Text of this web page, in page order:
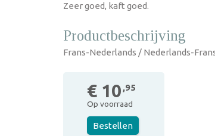
Zeer goed, kaft goed.
Productbeschrijving
Frans-Nederlands / Nederlands-
€ 10 ,95
Op voorraad
Bestellen